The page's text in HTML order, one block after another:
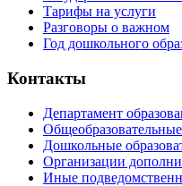
Тарифы на услуги
Разговоры о важном
Год дошкольного
Контакты
Департамент
Дошкольные
Организации
Иные